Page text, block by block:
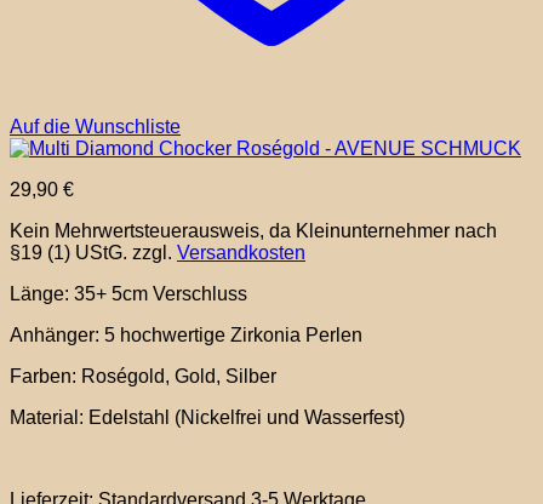
Auf die Wunschliste
29,90 €
Kein Mehrwertsteuerausweis, da Kleinunternehmer nach
§19 (1) UStG. zzgl. Versandkosten
Länge: 35+ 5cm Verschluss
Anhänger: 5 hochwertige Zirkonia Perlen
Farben: Roségold, Gold, Silber
Material: Edelstahl (Nickelfrei und Wasserfest)
Lieferzeit: Standardversand 3-5 Werktage